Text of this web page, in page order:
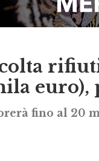
euro),
fino al 20